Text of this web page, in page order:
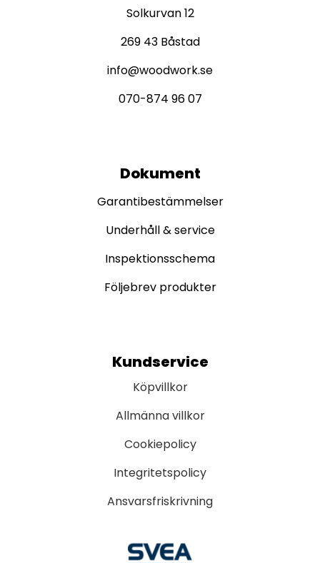
Solkurvan 12
269 43 Båstad
info@woodwork.se
070-874 96 07
Dokument
Garantibestämmelser
Underhåll & service
Inspektionsschema
Följebrev produkter
Kundservice
Köpvillkor
Allmänna villkor
Cookiepolicy
Integritetspolicy
Ansvarsfriskrivning